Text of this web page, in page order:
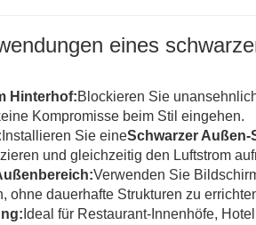
eines
Hinterhof:Blockieren Sie
Kompromisse beim Stil eingehen.
Installieren Sie eineSchwarzer Außen-
und gleichzeitig den Luftstrom
Verwenden Sie
ohne dauerhafte Strukturen zu
Ideal für Restaurant-Innenhöfe,